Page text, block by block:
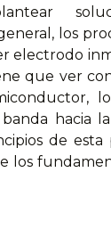
los
electrodo
que ver
hacia
de
los